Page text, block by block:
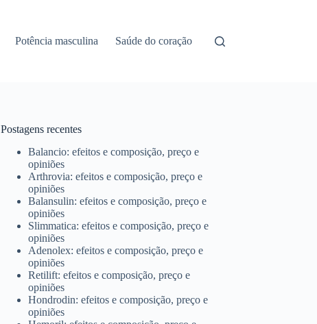
Potência masculina Saúde do coração
Postagens recentes
Balancio: efeitos e composição, preço e
opiniões
Arthrovia: efeitos e composição, preço e
opiniões
Balansulin: efeitos e composição, preço e
opiniões
Slimmatica: efeitos e composição, preço e
opiniões
Adenolex: efeitos e composição, preço e
opiniões
Retilift: efeitos e composição, preço e
opiniões
Hondrodin: efeitos e composição, preço e
opiniões